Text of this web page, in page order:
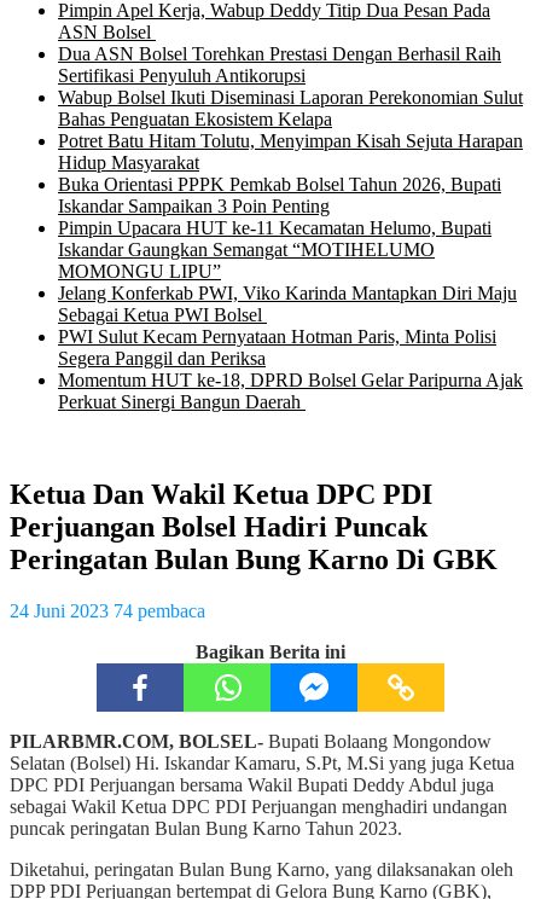
Pimpin Apel Kerja, Wabup Deddy Titip Dua Pesan Pada
ASN Bolsel
Dua ASN Bolsel Torehkan Prestasi Dengan Berhasil Raih
Sertifikasi Penyuluh Antikorupsi
Wabup Bolsel Ikuti Diseminasi Laporan Perekonomian Sulut
Bahas Penguatan Ekosistem Kelapa
Potret Batu Hitam Tolutu, Menyimpan Kisah Sejuta Harapan
Hidup Masyarakat
Buka Orientasi PPPK Pemkab Bolsel Tahun 2026, Bupati
Iskandar Sampaikan 3 Poin Penting
Pimpin Upacara HUT ke-11 Kecamatan Helumo, Bupati
Iskandar Gaungkan Semangat “MOTIHELUMO
MOMONGU LIPU”
Jelang Konferkab PWI, Viko Karinda Mantapkan Diri Maju
Sebagai Ketua PWI Bolsel
PWI Sulut Kecam Pernyataan Hotman Paris, Minta Polisi
Segera Panggil dan Periksa
Momentum HUT ke-18, DPRD Bolsel Gelar Paripurna Ajak
Perkuat Sinergi Bangun Daerah
Ketua Dan Wakil Ketua DPC PDI
Perjuangan Bolsel Hadiri Puncak
Peringatan Bulan Bung Karno Di GBK
24 Juni 2023 74 pembaca
Bagikan Berita ini
PILARBMR.COM, BOLSEL- Bupati Bolaang Mongondow
Selatan (Bolsel) Hi. Iskandar Kamaru, S.Pt, M.Si yang juga Ketua
DPC PDI Perjuangan bersama Wakil Bupati Deddy Abdul juga
sebagai Wakil Ketua DPC PDI Perjuangan menghadiri undangan
puncak peringatan Bulan Bung Karno Tahun 2023.
Diketahui, peringatan Bulan Bung Karno, yang dilaksanakan oleh
DPP PDI Perjuangan bertempat di Gelora Bung Karno (GBK),